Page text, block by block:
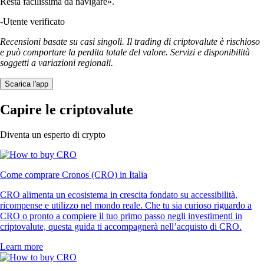
-Utente verificato
Recensioni basate su casi singoli. Il trading di criptovalute è rischioso
e può comportare la perdita totale del valore. Servizi e disponibilità
soggetti a variazioni regionali.
Scarica l'app
Capire le criptovalute
Diventa un esperto di crypto
Come comprare Cronos (CRO) in Italia
CRO alimenta un ecosistema in crescita fondato su accessibilità,
ricompense e utilizzo nel mondo reale. Che tu sia curioso riguardo a
CRO o pronto a compiere il tuo primo passo negli investimenti in
criptovalute, questa guida ti accompagnerà nell’acquisto di CRO.
Learn more